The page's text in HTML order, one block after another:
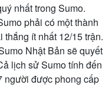
nhất trong Sumo.
phải có một thành
ít nhất 12/15 trận.
Nhật Bản sẽ quyết
lịch sử Sumo tính đến
người được phong cấp